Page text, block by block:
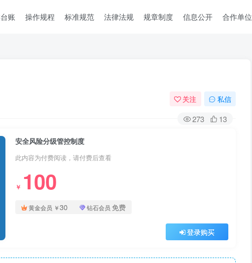
账 操作规程 标准规范 法律法规 规章制度 信息公开 合作单位
关注 私信
273 13
安全风险分级管控制度
此内容为付费阅读，请付费后查看
￥ 100
黄金会员 ￥30 钻石会员 免费
登录购买